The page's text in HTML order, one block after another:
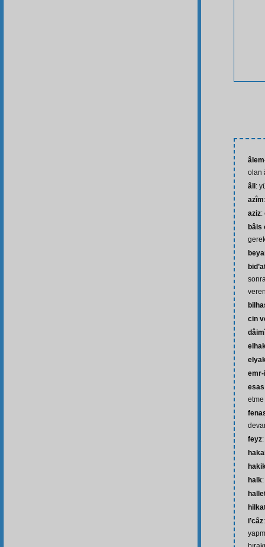
olan
âli:
azîm
aziz:
bâis
cin
emr-
etme
feyz
halk
i’câz